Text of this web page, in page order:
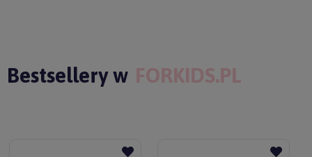
Bestsellery w FORKIDS.PL